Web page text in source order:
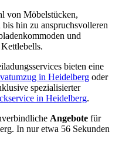
von Möbelstücken,
hin zu anspruchsvolleren
und
bieten eine
in Heidelberg oder
spezialisierter
in Heidelberg.
Angebote für
In nur etwa 56 Sekunden